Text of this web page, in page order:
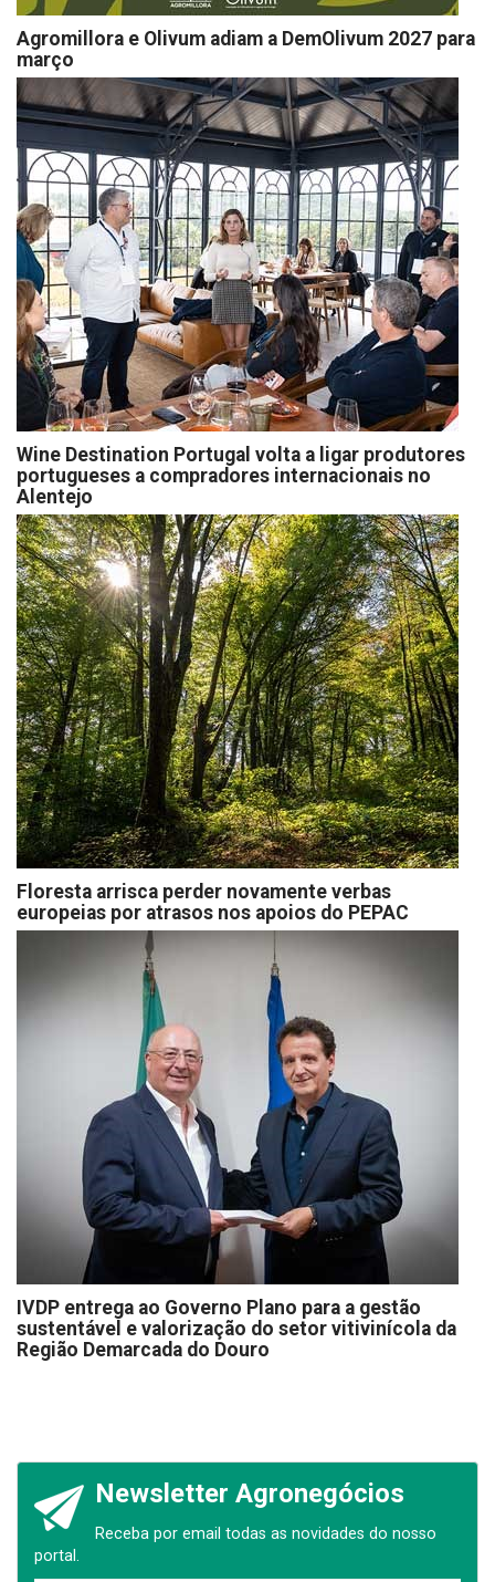
Agromillora e Olivum adiam a DemOlivum 2027 para
março
Wine Destination Portugal volta a ligar produtores
portugueses a compradores internacionais no
Alentejo
Floresta arrisca perder novamente verbas
europeias por atrasos nos apoios do PEPAC
IVDP entrega ao Governo Plano para a gestão
sustentável e valorização do setor vitivinícola da
Região Demarcada do Douro
Newsletter Agronegócios
Receba por email todas as novidades do nosso
portal.